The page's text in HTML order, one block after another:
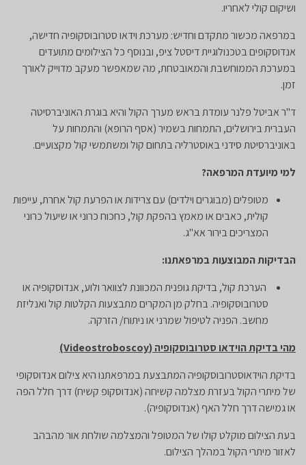
ושיקום קולי לאחריו.
במרפאה מכשור מתקדם וחדיש: מערכת וידאו סטרובוסקופיה חדישה,
אנדוסקופים בטכנולוגיית דיסטל ציפ, ובנוסף כל הצילומים מתועדים
במערכת הממוחשבת והמאובטחת, מה שמאפשר מעקב מדוייק לאורך
זמן.
ד"ר אביטל פלנר עומדת בראש מערך הקול והיא בוגרת האוניברסיטה
העברית בירושלים, התמחות בשמיר (אסף הרופא) והתמחות על
באוניברסיטת סידני באוסטרליה בתחום קול ומשתמשי קול מקצועיים.
למי מיועדת המרפאה?
מטופלים (מבוגרים וילדים) עם צרידות או הפרעת קול אחרת, עייפות
קולית, כאבים או מאמץ בהפקת קול, כחכוח כרוני או שיעול כרוני
המצריכים בירור אא"ג.
הבדיקות המבוצעות במרפאתנו:
הערכת קול, בדיקת גופנית המכוונת לצוואר ולוע, אנדוסקופיה או
סטרובוסקופיה. בחלק מן המקרים מתבצעות הקלטות קול ואנליזת
מחשב. הפניה לטיפול שמרני או ניתוח/ הזרקה.
מהי בדיקת הוידאו סטרובוסקופיה(Videostroboscoy)
בדיקת הוידאוסטרובוסקופיה המתבצעת במרפאתנו היא צילום אנדוסקופי
של מיתרי הקול בעזרת מצלמה קשיחה (אנדוסקופ קשיח) דרך חלל הפה
או גמישה דרך חלל האף (אנדוסקופיה).
בעת הצילום מוקלט קולו של המטופל והמצלמה שולחת אור מהבהב
לאזור מיתרי הקול במהלך הצילום.